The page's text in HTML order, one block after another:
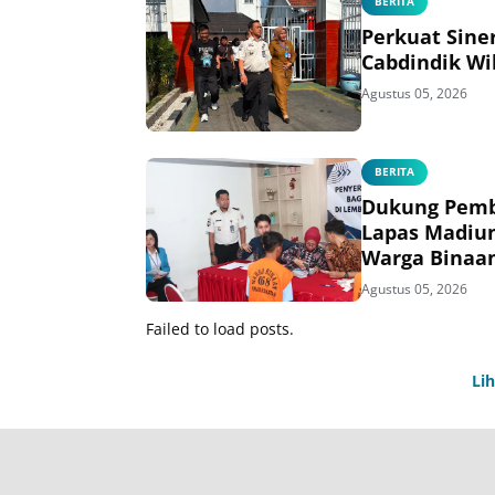
Perkuat
Cabdindik
Agustus 05, 2026
BERITA
Dukung
Lapas
Warga
Agustus 05, 2026
Failed to load posts.